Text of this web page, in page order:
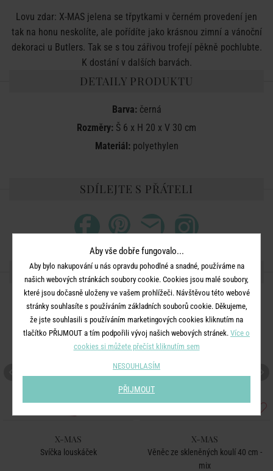
Lovu zdar: X-MAS jelena se třpytkami v černém provedení jen
tak na honu neskolíte, ale pořídíte jako krásnou zimní a vánoční
dekoraci u Butlers. Tak se s tou zářivou trofejí pěkně pochlubte.
K dostání v dalších barvách.
DETAILY PRODUKTU
Barva:černá
Rozměry: Š 6 x H 20 x V 30 cm
Materiál:polyethylen
SDÍLEJTE S PŘÁTELI
DALŠÍ PRODUKTY ZE SÉRIE
X-MAS
Svíčka louskáček
X-MAS
Věněc ze skleněných koulí 40 cm -
mix
Aby vše dobře fungovalo...
Aby bylo nakupování u nás opravdu pohodlné a snadné, používáme na
našich webových stránkách soubory cookie. Cookies jsou malé soubory,
které jsou dočasně uloženy ve vašem prohlížeči. Návštěvou této webové
stránky souhlasíte s používáním základních souborů cookie. Děkujeme,
že jste souhlasili s používáním marketingových cookies kliknutím na
tlačítko PŘIJMOUT a tím podpořili vývoj našich webových stránek. Více o
cookies si můžete přečíst kliknutím sem
NESOUHLASÍM
PŘIJMOUT